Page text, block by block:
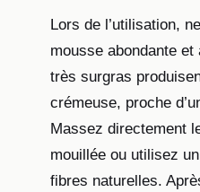
Lors de l’utilisation,
mousse abondante
très surgras
crémeuse, proche
Massez directement
mouillée ou utilisez
fibres naturelles.